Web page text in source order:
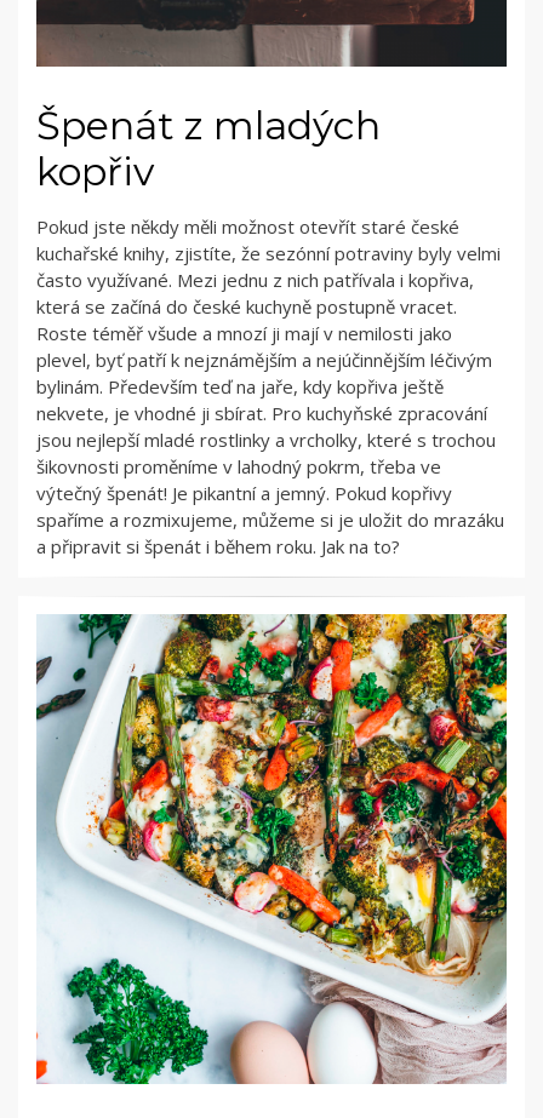
Špenát z mladých
kopřiv
Pokud jste někdy měli možnost otevřít staré české
kuchařské knihy, zjistíte, že sezónní potraviny byly velmi
často využívané. Mezi jednu z nich patřívala i kopřiva,
která se začíná do české kuchyně postupně vracet.
Roste téměř všude a mnozí ji mají v nemilosti jako
plevel, byť patří k nejznámějším a nejúčinnějším léčivým
bylinám. Především teď na jaře, kdy kopřiva ještě
nekvete, je vhodné ji sbírat. Pro kuchyňské zpracování
jsou nejlepší mladé rostlinky a vrcholky, které s trochou
šikovnosti proměníme v lahodný pokrm, třeba ve
výtečný špenát! Je pikantní a jemný. Pokud kopřivy
spaříme a rozmixujeme, můžeme si je uložit do mrazáku
a připravit si špenát i během roku. Jak na to?